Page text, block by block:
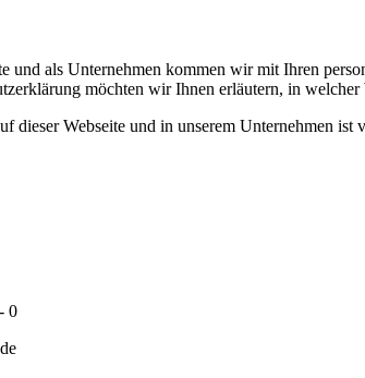
und als Unternehmen kommen wir mit Ihren
möchten wir Ihnen erläutern, in
dieser Webseite und in unserem Unternehmen ist
0